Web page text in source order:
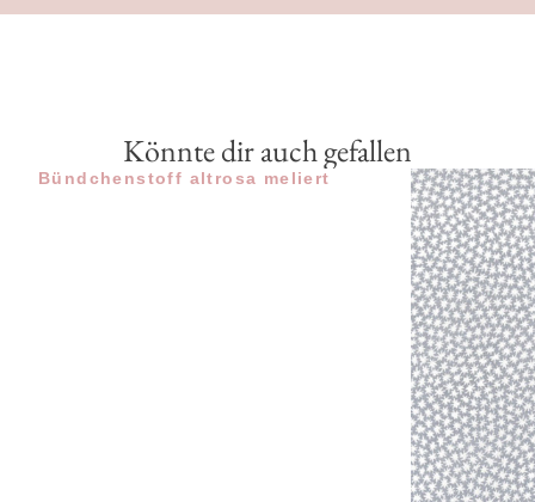
Könnte dir auch gefallen
Bündchenstoff altrosa meliert